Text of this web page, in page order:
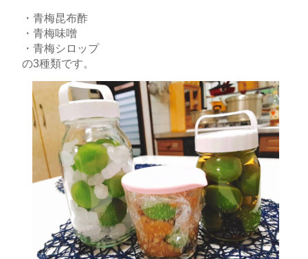
・青梅昆布酢
・青梅味噌
・青梅シロップ
の3種類です。